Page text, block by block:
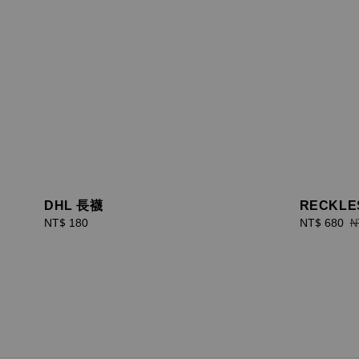
DHL 長襪
Regular
NT$ 180
Sale
NT$ 680